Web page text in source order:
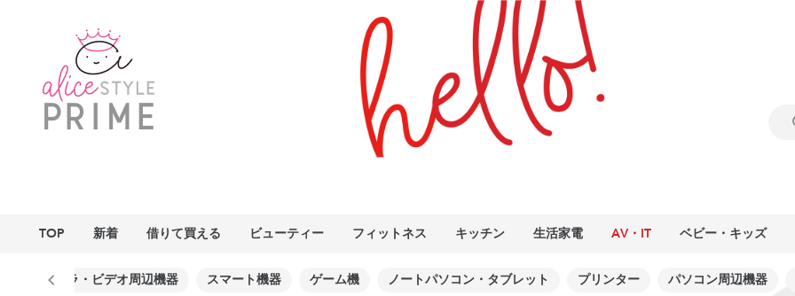
TOP 新着 借りて買える ビューティー フィットネス キッチン 生活家電 AV・IT ベビー・キッズ
その他カメラ・ビデオ周辺機器 スマート機器 ゲーム機 ノートパソコン・タブレット プリンター パソコン周辺機器